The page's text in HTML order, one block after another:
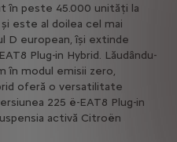
în peste 45.000 unități la
este al doilea cel mai
D european, îşi extinde
Plug-in Hybrid. Lăudându-
în modul emisii zero,
oferă o versatilitate
225 ë-EAT8 Plug-in
activă Citroën